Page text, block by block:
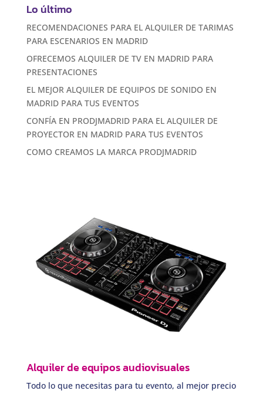
Lo último
RECOMENDACIONES PARA EL ALQUILER DE TARIMAS
PARA ESCENARIOS EN MADRID
OFRECEMOS ALQUILER DE TV EN MADRID PARA
PRESENTACIONES
EL MEJOR ALQUILER DE EQUIPOS DE SONIDO EN
MADRID PARA TUS EVENTOS
CONFÍA EN PRODJMADRID PARA EL ALQUILER DE
PROYECTOR EN MADRID PARA TUS EVENTOS
COMO CREAMOS LA MARCA PRODJMADRID
Alquiler de equipos audiovisuales
Todo lo que necesitas para tu evento, al mejor precio